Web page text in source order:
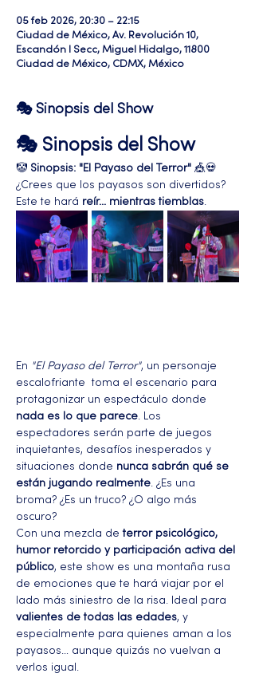
05 feb 2026, 20:30 – 22:15
Ciudad de México, Av. Revolución 10,
Escandón I Secc, Miguel Hidalgo, 11800
Ciudad de México, CDMX, México
🎭 Sinopsis del Show
🎭 Sinopsis del Show
🤡 Sinopsis: "El Payaso del Terror" 🎪💀
¿Crees que los payasos son divertidos?
Este te hará reír... mientras tiemblas.
En "El Payaso del Terror", un personaje
escalofriante  toma el escenario para
protagonizar un espectáculo donde
nada es lo que parece. Los
espectadores serán parte de juegos
inquietantes, desafíos inesperados y
situaciones donde nunca sabrán qué se
están jugando realmente. ¿Es una
broma? ¿Es un truco? ¿O algo más
oscuro?
Con una mezcla de terror psicológico,
humor retorcido y participación activa del
público, este show es una montaña rusa
de emociones que te hará viajar por el
lado más siniestro de la risa. Ideal para
valientes de todas las edades, y
especialmente para quienes aman a los
payasos… aunque quizás no vuelvan a
verlos igual.